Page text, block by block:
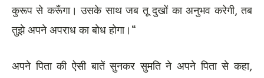
कुरूप से करूँगा। उसके साथ जब तू दुखों का अनुभव करेगी, तब
तुझे अपने अपराध का बोध होगा।“
अपने पिता की ऐसी बातें सुनकर सुमति ने अपने पिता से कहा,